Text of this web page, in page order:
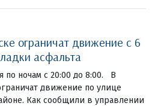
ограничат движение с 6
асфальта
по ночам с 20:00 до 8:00. В
движение по улице
Как сообщили в управлении